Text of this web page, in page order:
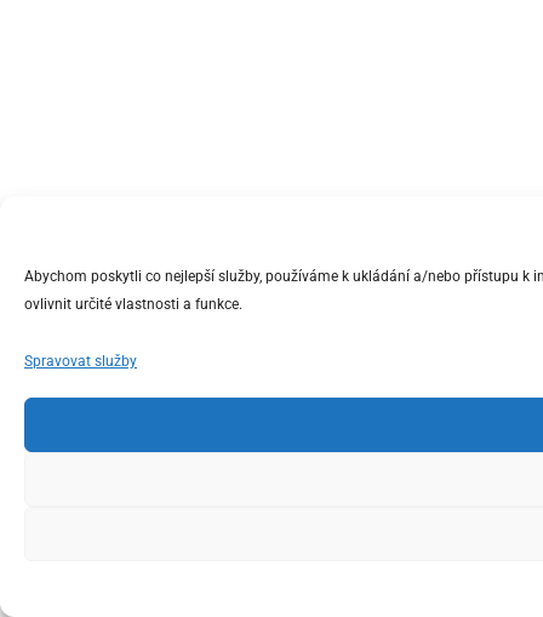
Abychom poskytli co nejlepší služby, používáme k ukládání a/nebo přístupu
ovlivnit určité vlastnosti a funkce.
Spravovat služby